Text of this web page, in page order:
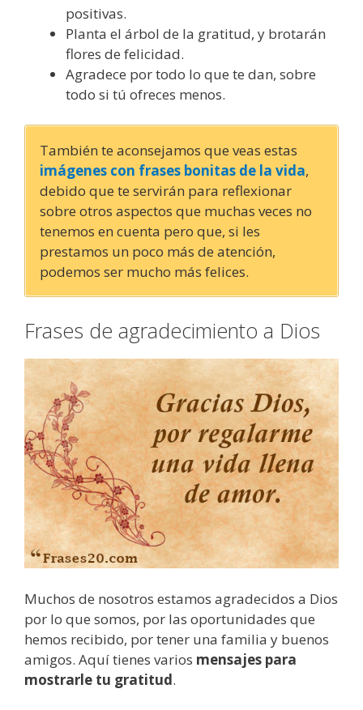
positivas.
Planta el árbol de la gratitud, y brotarán
flores de felicidad.
Agradece por todo lo que te dan, sobre
todo si tú ofreces menos.
También te aconsejamos que veas estas
imágenes con frases bonitas de la vida,
debido que te servirán para reflexionar
sobre otros aspectos que muchas veces no
tenemos en cuenta pero que, si les
prestamos un poco más de atención,
podemos ser mucho más felices.
Frases de agradecimiento a Dios
Muchos de nosotros estamos agradecidos a Dios
por lo que somos, por las oportunidades que
hemos recibido, por tener una familia y buenos
amigos. Aquí tienes varios mensajes para
mostrarle tu gratitud.